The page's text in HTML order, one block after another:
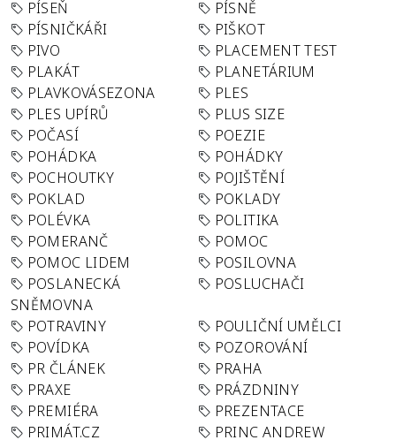
PÍSEŇ
PÍSNĚ
PÍSNIČKÁŘI
PIŠKOT
PIVO
PLACEMENT TEST
PLAKÁT
PLANETÁRIUM
PLAVKOVÁSEZONA
PLES
PLES UPÍRŮ
PLUS SIZE
POČASÍ
POEZIE
POHÁDKA
POHÁDKY
POCHOUTKY
POJIŠTĚNÍ
POKLAD
POKLADY
POLÉVKA
POLITIKA
POMERANČ
POMOC
POMOC LIDEM
POSILOVNA
POSLANECKÁ
SNĚMOVNA
POSLUCHAČI
POTRAVINY
POULIČNÍ UMĚLCI
POVÍDKA
POZOROVÁNÍ
PR ČLÁNEK
PRAHA
PRAXE
PRÁZDNINY
PREMIÉRA
PREZENTACE
PRIMÁT.CZ
PRINC ANDREW